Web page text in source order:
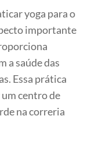
yoga para o
importante
a saúde das
Essa prática
centro de
na correria